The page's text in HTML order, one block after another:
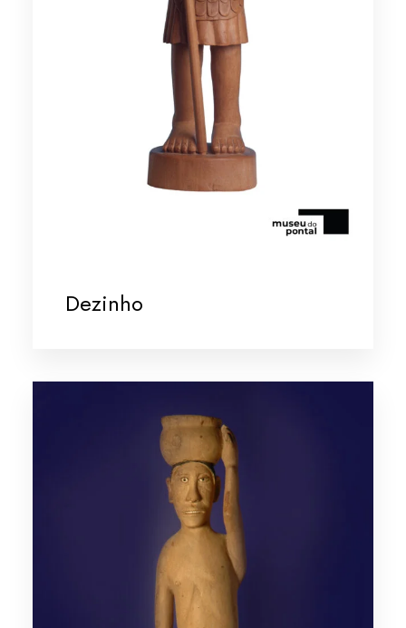
Dezinho